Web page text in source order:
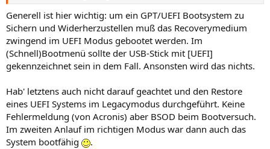
Generell ist hier wichtig: um ein GPT/UEFI Bootsystem zu
Sichern und Widerherzustellen muß das Recoverymedium
zwingend im UEFI Modus gebootet werden. Im
(Schnell)Bootmenü sollte der USB-Stick mit [UEFI]
gekennzeichnet sein in dem Fall. Ansonsten wird das nichts.
Hab' letztens auch nicht darauf geachtet und den Restore
eines UEFI Systems im Legacymodus durchgeführt. Keine
Fehlermeldung (von Acronis) aber BSOD beim Bootversuch.
Im zweiten Anlauf im richtigen Modus war dann auch das
System bootfähig
.